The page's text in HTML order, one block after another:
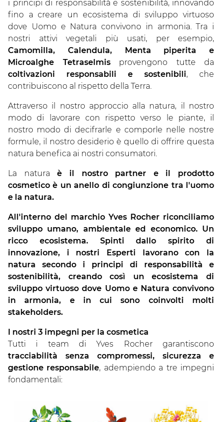
i principi di responsabilità e sostenibilità, innovando
fino a creare un ecosistema di sviluppo virtuoso
dove Uomo e Natura convivono in armonia. Tra i
nostri attivi vegetali più usati, per esempio,
Camomilla, Calendula, Menta piperita e
Microalghe Tetraselmisprovengono tutte da
coltivazioni responsabili e sostenibili, che
contribuiscono al rispetto della Terra.
Attraverso il nostro approccio alla natura, il nostro
modo di lavorare con rispetto verso le piante, il
nostro modo di decifrarle e comporle nelle nostre
formule, il nostro desiderio è quello di offrire questa
natura benefica ai nostri consumatori.
La naturaè il nostro partner e il prodotto
cosmetico è un anello di congiunzione tra l'uomo
e la natura.
All'interno del marchio Yves Rocher riconciliamo
sviluppo umano, ambientale ed economico. Un
ricco ecosistema. Spinti dallo spirito di
innovazione, i nostri Esperti lavorano con la
natura secondo i principi di responsabilità e
sostenibilità, creando così un ecosistema di
sviluppo virtuoso dove Uomo e Natura convivono
in armonia, e in cui sono coinvolti molti
stakeholders.
I nostri 3 impegni per la cosmetica
Tutti i team di Yves Rocher garantiscono
tracciabilità senza compromessi, sicurezza e
gestione responsabile, adempiendo a tre impegni
fondamentali: